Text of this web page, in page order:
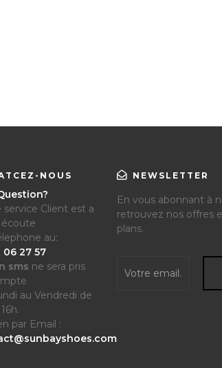
NOUS
service Client est a
au:
06 27 57
sms ne sera pris
au Vendredi de
par Email :
NEWSLETTER
En vous abonnant à
retrouvez nos offres
plans.